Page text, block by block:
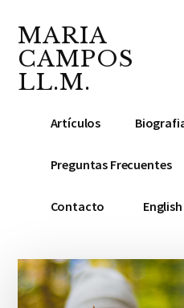
contenido
principal
barra
lateral
footer
menu
MARIA
CAMPOS
LL.M.
Público
Artículos
Preguntas Frecuentes
Contacto English